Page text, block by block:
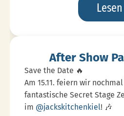
Lesen
Kiel
Artists
After Show
Save the Date 🔥
Am 15.11. feiern wir
fantastische Secret Stage
im @jackskitchenkiel! 🎶